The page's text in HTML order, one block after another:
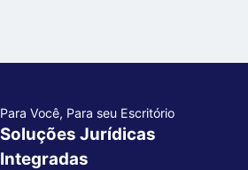
Para Você, Para seu Escritório
Soluções Jurídicas
Integradas